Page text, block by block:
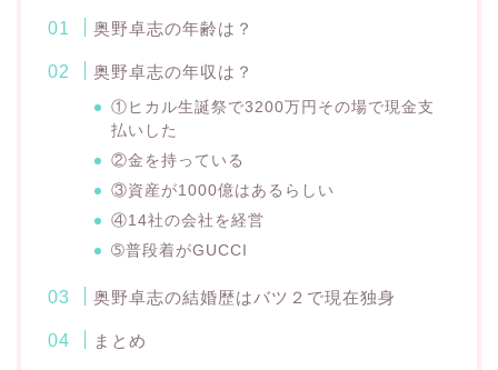
奥野卓志の年齢は？
奥野卓志の年収は？
①ヒカル生誕祭で3200万円その場で現金支
払いした
②金を持っている
③資産が1000億はあるらしい
④14社の会社を経営
➄普段着がGUCCI
奥野卓志の結婚歴はバツ２で現在独身
まとめ